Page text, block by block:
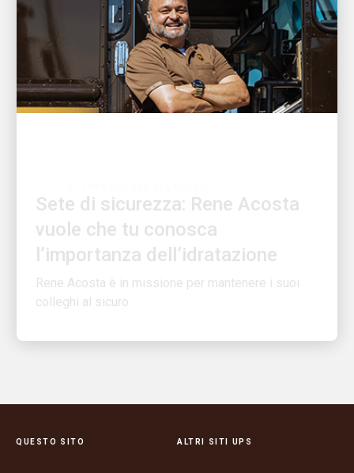
vuole che tu conosca
l’importanza dell’idratazione
Rene Acosta è in missione per mantenere i suoi
colleghi al sicuro
QUESTO SITO ALTRI SITI UPS